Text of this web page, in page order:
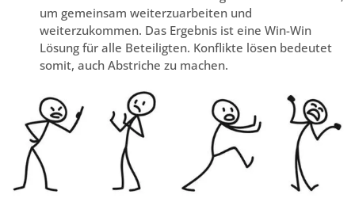
um gemeinsam weiterzuarbeiten und
weiterzukommen. Das Ergebnis ist eine Win-Win
Lösung für alle Beteiligten. Konflikte lösen bedeutet
somit, auch Abstriche zu machen.